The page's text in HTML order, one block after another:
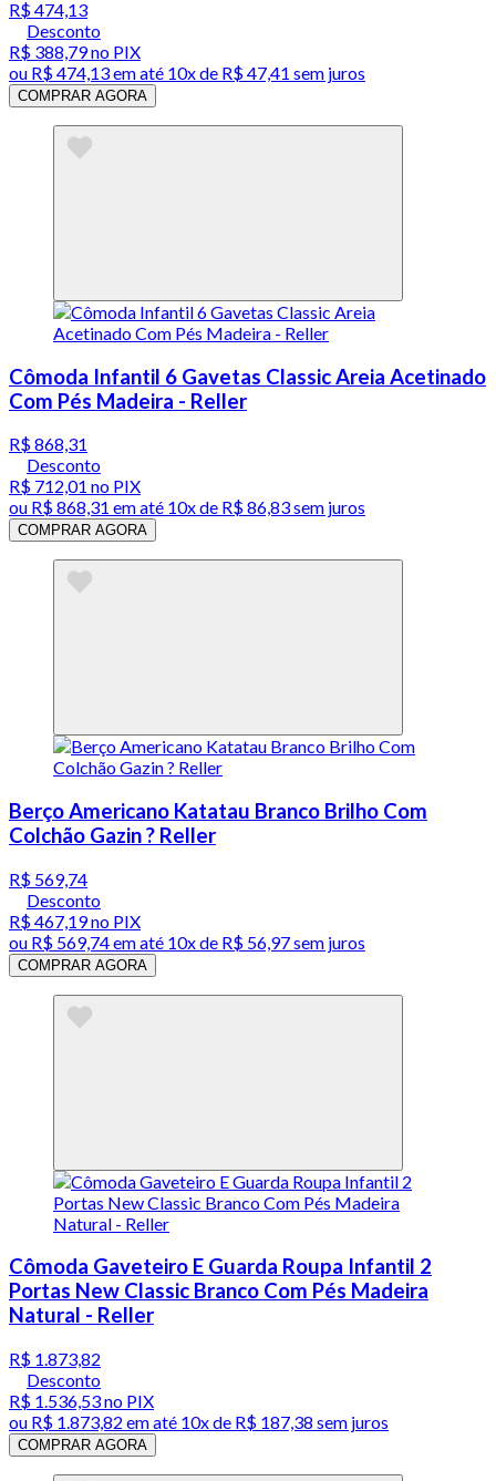
R$ 474,13
Desconto
R$ 388,79no PIX
ou R$ 474,13em até 10x de R$ 47,41 sem juros
COMPRAR AGORA
Cômoda Infantil 6 Gavetas Classic Areia Acetinado
Com Pés Madeira - Reller
R$ 868,31
Desconto
R$ 712,01 no PIX
ou R$ 868,31 em até 10x de R$ 86,83 sem juros
COMPRAR AGORA
Berço Americano Katatau Branco Brilho Com
Colchão Gazin ? Reller
R$ 569,74
Desconto
R$ 467,19no PIX
ou R$ 569,74em até 10x de R$ 56,97 sem juros
COMPRAR AGORA
Cômoda Gaveteiro E Guarda Roupa Infantil 2
Portas New Classic Branco Com Pés Madeira
Natural - Reller
R$ 1.873,82
Desconto
R$ 1.536,53no PIX
ou R$ 1.873,82 em até 10x de R$ 187,38 sem juros
COMPRAR AGORA